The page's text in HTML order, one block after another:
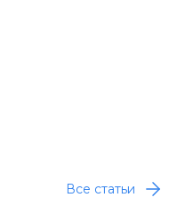
Все статьи